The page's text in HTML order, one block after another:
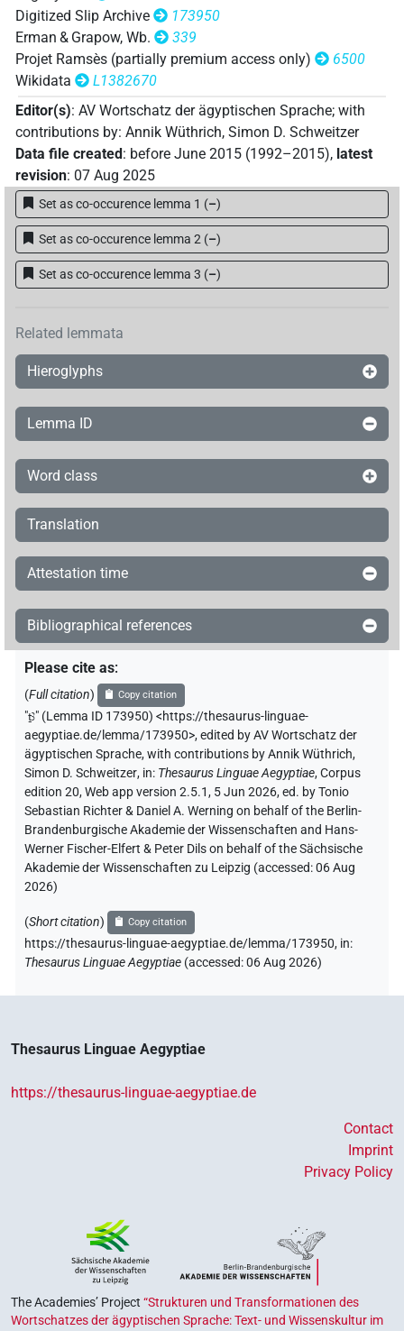
Digitized Slip Archive
173950
Erman & Grapow, Wb.
339
Projet Ramsès (partially premium access only)
6500
Wikidata
L1382670
Editor(s): AV Wortschatz der ägyptischen Sprache; with
contributions by: Annik Wüthrich, Simon D. Schweitzer
Data file created: before June 2015 (1992–2015), latest
revision: 07 Aug 2025
Set as co-occurence lemma 1 (–)
Set as co-occurence lemma 2 (–)
Set as co-occurence lemma 3 (–)
Related lemmata
Hieroglyphs
Lemma ID
Word class
Translation
Attestation time
Bibliographical references
Please cite as:
(Full citation) Copy citation
"ṯꜣ" (Lemma ID 173950) <https://thesaurus-linguae-
aegyptiae.de/lemma/173950>,edited by AV Wortschatz der
ägyptischen Sprache,with contributions byAnnik Wüthrich,
Simon D. Schweitzer, in: Thesaurus Linguae Aegyptiae,Corpus
edition 20, Web app version 2.5.1, 5 Jun 2026, ed. by Tonio
Sebastian Richter & Daniel A. Werning on behalf of the Berlin-
Brandenburgische Akademie der Wissenschaften and Hans-
Werner Fischer-Elfert & Peter Dils on behalf of the Sächsische
Akademie der Wissenschaften zu Leipzig (accessed:06 Aug
2026)
(Short citation) Copy citation
https://thesaurus-linguae-aegyptiae.de/lemma/173950, in:
Thesaurus Linguae Aegyptiae (accessed:06 Aug 2026)
Thesaurus Linguae Aegyptiae
https://thesaurus-linguae-aegyptiae.de
Contact
Imprint
Privacy Policy
The Academies’ Project “Strukturen und Transformationen des
Wortschatzes der ägyptischen Sprache: Text- und Wissenskultur im